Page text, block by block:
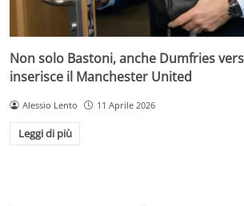
Non solo Bastoni, anche Dumfries
inserisce il Manchester United
Alessio Lento 11 Aprile 2026
Leggi di più